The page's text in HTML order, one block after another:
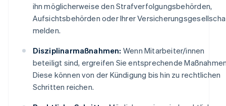
ihn möglicherweise den Strafverfolgungsbehörden,
Aufsichtsbehörden oder Ihrer
melden.
Disziplinarmaßnahmen: Wenn Mitarbeiter/innen
beteiligt sind, ergreifen Sie entsprechende
Diese können von der Kündigung bis hin zu rechtlichen
Schritten reichen.